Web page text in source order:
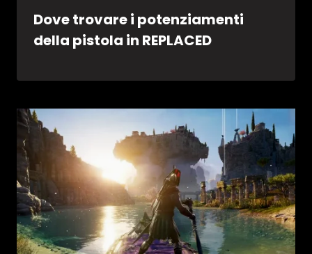
Dove trovare i potenziamenti
della pistola in REPLACED